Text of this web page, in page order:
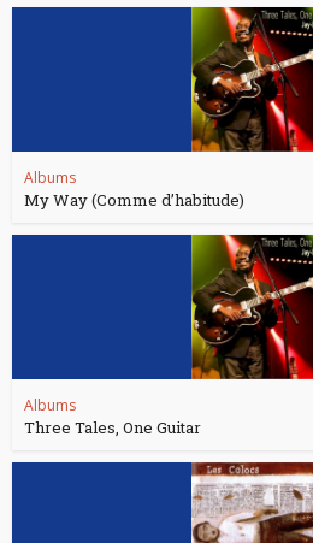
Albums
My Way (Comme d’habitude)
Albums
Three Tales, One Guitar